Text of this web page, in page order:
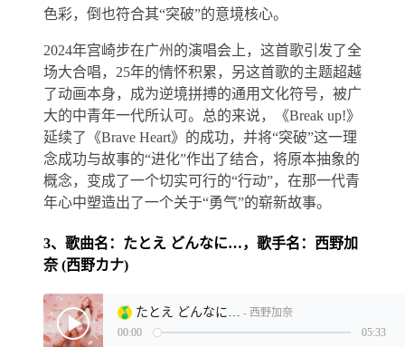
色彩，倒也符合其“突破”的意境核心。
2024年宫崎步在广州的演唱会上，这首歌引发了全
场大合唱，25年的情怀积累，另这首歌的主题超越
了动画本身，成为逆境拼搏的通用文化符号，被广
大的中青年一代所认可。总的来说，《Break up!》
延续了《Brave Heart》的成功，并将“突破”这一理
念成功与故事的“进化”作出了结合，将原本抽象的
概念，变成了一个切实可行的“行动”，在那一代青
年心中塑造出了一个关于“勇气”的崭新故事。
3、歌曲名：たとえ どんなに…，歌手名：西野加
奈 (西野カナ)